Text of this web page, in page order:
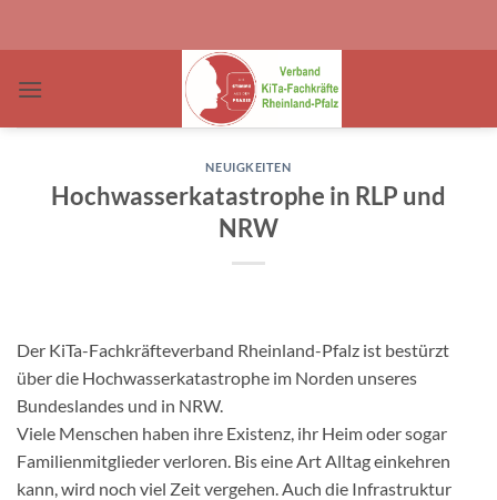
NEUIGKEITEN
Hochwasserkatastrophe in RLP und
NRW
Der KiTa-Fachkräfteverband Rheinland-Pfalz ist bestürzt
über die Hochwasserkatastrophe im Norden unseres
Bundeslandes und in NRW.
Viele Menschen haben ihre Existenz, ihr Heim oder sogar
Familienmitglieder verloren. Bis eine Art Alltag einkehren
kann, wird noch viel Zeit vergehen. Auch die Infrastruktur